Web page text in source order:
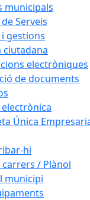
municipals
Serveis
gestions
ciutadana
electròniques
de documents
Única
hi
carrers / Plànol
municipi